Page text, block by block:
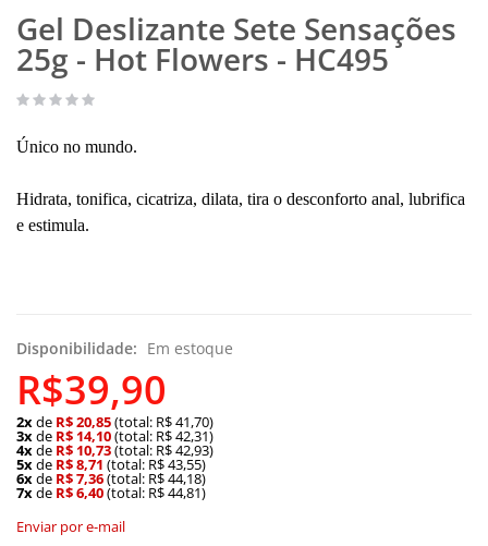
Gel Deslizante Sete Sensações
25g - Hot Flowers - HC495
Único no mundo.
Hidrata, tonifica, cicatriza, dilata, tira o desconforto anal, lubrifica
e estimula.
Disponibilidade: Em estoque
R$39,90
2xde R$ 20,85(total: R$ 41,70)
3xde R$ 14,10(total: R$ 42,31)
4xde R$ 10,73(total: R$ 42,93)
5xde R$ 8,71 (total: R$ 43,55)
6xde R$ 7,36(total: R$ 44,18)
7xde R$ 6,40(total: R$ 44,81)
Enviar por e-mail